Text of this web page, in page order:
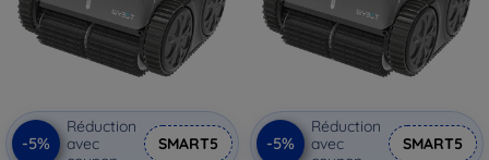
-5%
Réduction
avec
SMART5 -5%
Réduction
avec
SMART5